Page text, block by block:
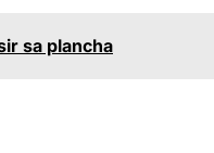
sa plancha